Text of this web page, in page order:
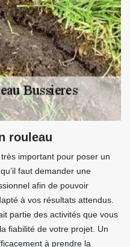
rouleau
important pour poser un
faut demander une
afin de pouvoir
à vos résultats attendus.
partie des activités que vous
fiabilité de votre projet. Un
à prendre la